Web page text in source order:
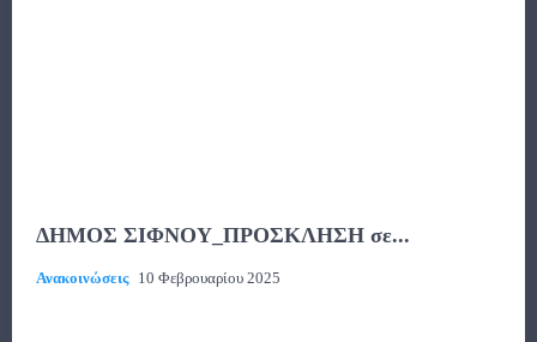
ΔΗΜΟΣ ΣΙΦΝΟΥ_ΠΡΟΣΚΛΗΣΗ σε...
Ανακοινώσεις 10 Φεβρουαρίου 2025